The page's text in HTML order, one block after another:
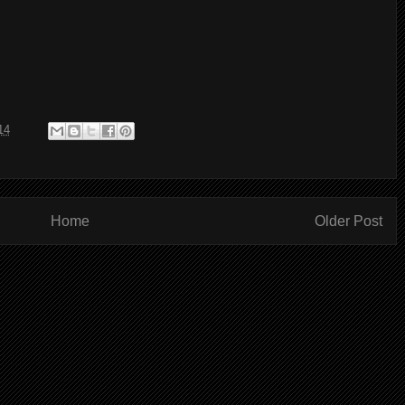
Older Post
Home